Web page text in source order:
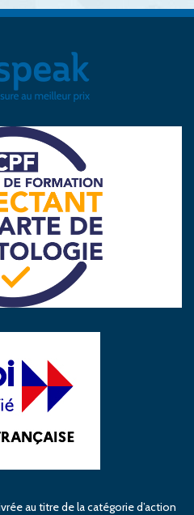
au titre de la catégorie d’action